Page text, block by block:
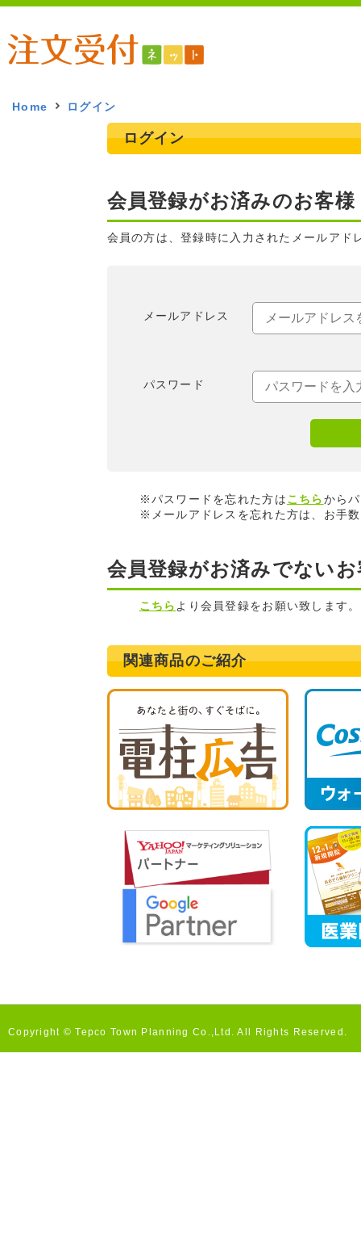
Home ログイン
ログイン
会員登録がお済みのお客様
会員の方は、登録時に入力されたメールア
メールアドレス
パスワード
※パスワードを忘れた方はこちらから
※メールアドレスを忘れた方は、お手
会員登録がお済みでないお
こちら より会員登録をお願い致します。
関連商品のご紹介
Copyright © Tepco Town Planning Co.,Ltd. All Rights Reserved.